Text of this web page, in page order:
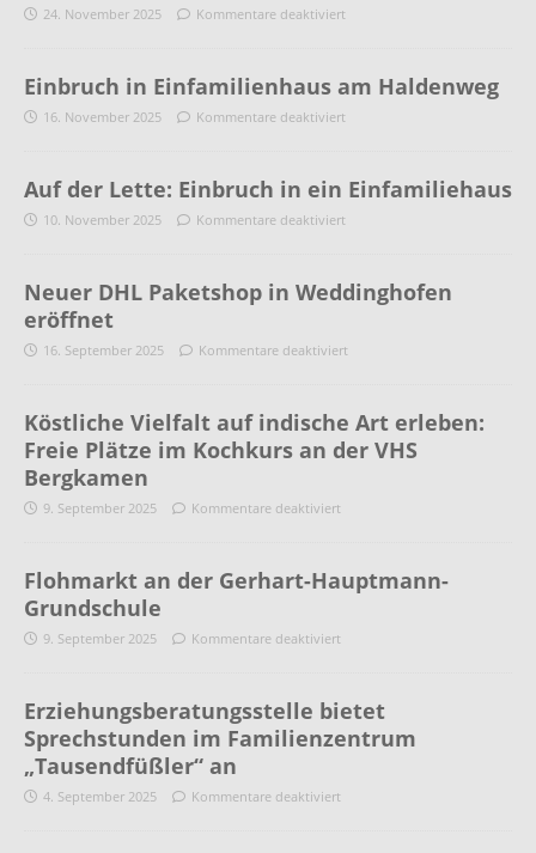
24. November 2025 Kommentare deaktiviert
Einbruch in Einfamilienhaus am Haldenweg
16. November 2025 Kommentare deaktiviert
Auf der Lette: Einbruch in ein Einfamiliehaus
10. November 2025 Kommentare deaktiviert
Neuer DHL Paketshop in Weddinghofen
eröffnet
16. September 2025 Kommentare deaktiviert
Köstliche Vielfalt auf indische Art erleben:
Freie Plätze im Kochkurs an der VHS
Bergkamen
9. September 2025 Kommentare deaktiviert
Flohmarkt an der Gerhart-Hauptmann-
Grundschule
9. September 2025 Kommentare deaktiviert
Erziehungsberatungsstelle bietet
Sprechstunden im Familienzentrum
„Tausendfüßler“ an
4. September 2025 Kommentare deaktiviert